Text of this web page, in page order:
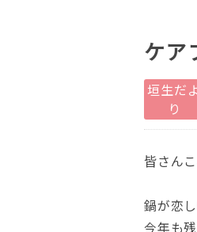
ケア
垣生だ
り
皆さん
鍋が恋
今年も